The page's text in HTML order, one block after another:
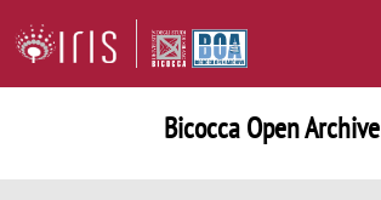
Bicocca Open Archive